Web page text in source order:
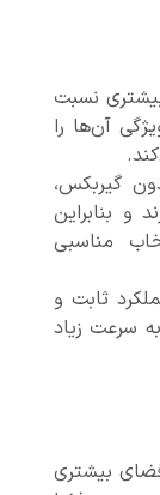
نسبت
آن‌ها را
گیربکس،
و بنابراین
مناسبی
ثابت و
به سرعت زیاد
بیشتری